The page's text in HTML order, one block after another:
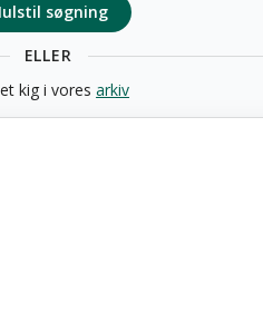
søgning
ELLER
kig i voresarkiv